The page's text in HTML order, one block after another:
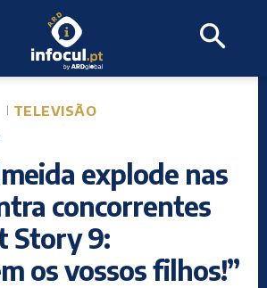
TELEVISÃO
explode nas
concorrentes
Story 9:
os vossos filhos!”